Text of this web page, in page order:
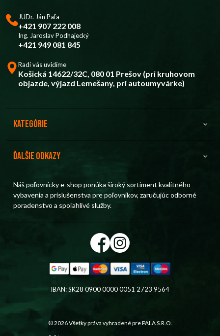
JUDr. Ján Paľa
+421 907 222 008
Ing. Jaroslav Podhajecký
+421 949 081 845
Radi vás uvidíme
Košická 14622/32C, 080 01 Prešov (pri kruhovom
objazde, výjazd Lemešany, pri autoumyvárke)
Kategórie
Ďalšie odkazy
Náš poľovnícky e-shop ponúka široký sortiment kvalitného
vybavenia a príslušenstva pre poľovníkov, zaručujúc odborné
poradenstvo a spoľahlivé služby.
IBAN: SK28 0900 0000 0051 2723 9564
© 2026 Všetky práva vyhradené prePALA S.R.O.